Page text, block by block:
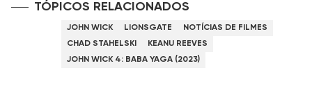
TÓPICOS RELACIONADOS
JOHN WICK LIONSGATE
NOTÍCIAS DE FILMES
CHAD STAHELSKI
KEANU REEVES
JOHN WICK 4: BABA YAGA (2023)